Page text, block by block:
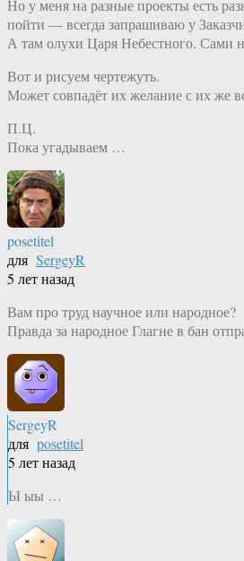
Но у меня на разные проекты есть
пойти — всегда запрашиваю у
А там олухи Царя Небестного. Сами
Вот и рисуем чертежуть.
Может совпадёт их желание с их же
П.Ц.
Пока угадываем …
posetitel
для SergeyR
5 лет назад
Вам про труд научное или народное?
Правда за народное Глагне в бан
SergeyR
для posetitel
5 лет назад
Ы ыы …